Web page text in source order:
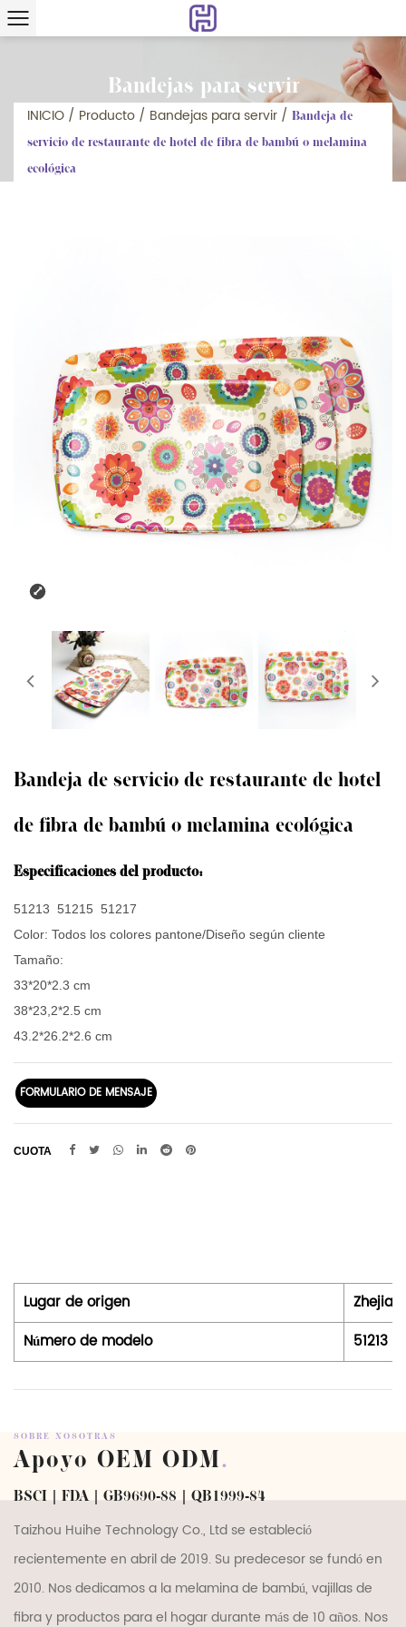
Bandejas para servir
INICIO / Producto / Bandejas para servir / Bandeja de
servicio de restaurante de hotel de fibra de bambú o melamina
ecológica
Bandeja de servicio de restaurante de hotel
de fibra de bambú o melamina ecológica
Especificaciones del producto:
51213 51215 51217
Color: Todos los colores pantone/Diseño según cliente
Tamaño:
33*20*2.3 cm
38*23,2*2.5 cm
43.2*26.2*2.6 cm
FORMULARIO DE MENSAJE
CUOTA
Lugar de origen
Número de modelo
51213，
SOBRE NOSOTRAS
Apoyo OEM ODM.
BSCI | FDA | GB9690-88 | QB1999-84
Taizhou Huihe Technology Co., Ltd se estableció
recientemente en abril de 2019. Su predecesor se fundó en
2010. Nos dedicamos a la melamina de bambú, vajillas de
fibra y productos para el hogar durante más de 10 años. Nos